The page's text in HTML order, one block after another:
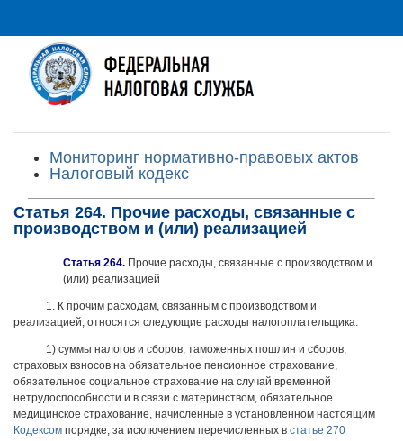
Мониторинг нормативно-правовых актов
Налоговый кодекс
Статья 264. Прочие расходы, связанные с
производством и (или) реализацией
Статья 264. Прочие расходы, связанные с производством и
(или) реализацией
1. К прочим расходам, связанным с производством и
реализацией, относятся следующие расходы налогоплательщика:
1) суммы налогов и сборов, таможенных пошлин и сборов,
страховых взносов на обязательное пенсионное страхование,
обязательное социальное страхование на случай временной
нетрудоспособности и в связи с материнством, обязательное
медицинское страхование, начисленные в установленном настоящим
Кодексом порядке, за исключением перечисленных в статье 270